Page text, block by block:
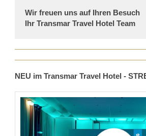
Wir freuen uns auf Ihren
Ihr Transmar Travel Hotel Team
NEU im Transmar Travel Hotel -